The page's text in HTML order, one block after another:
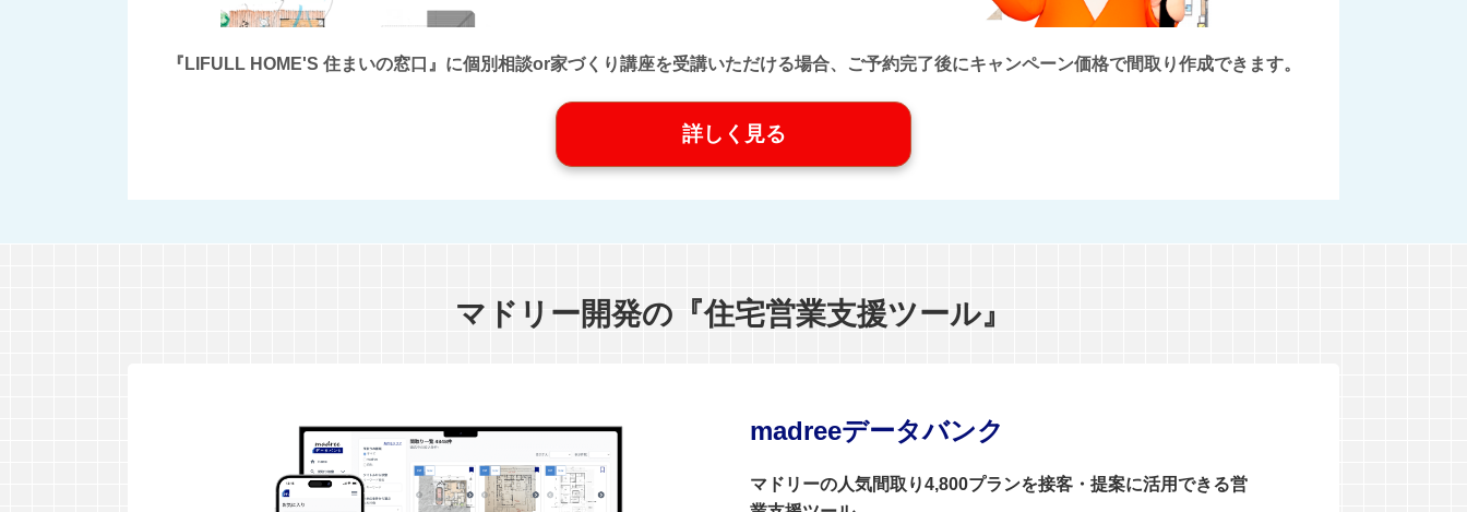
『LIFULL HOME'S 住まいの窓口』に個別相談or家づくり講座を受講いただける場合、ご予約完了後にキャンペーン価格で間取り作成できます。
詳しく見る
マドリー開発の『住宅営業支援ツール』
madreeデータバンク
マドリーの人気間取り4,800プランを接客・提案に活用できる営